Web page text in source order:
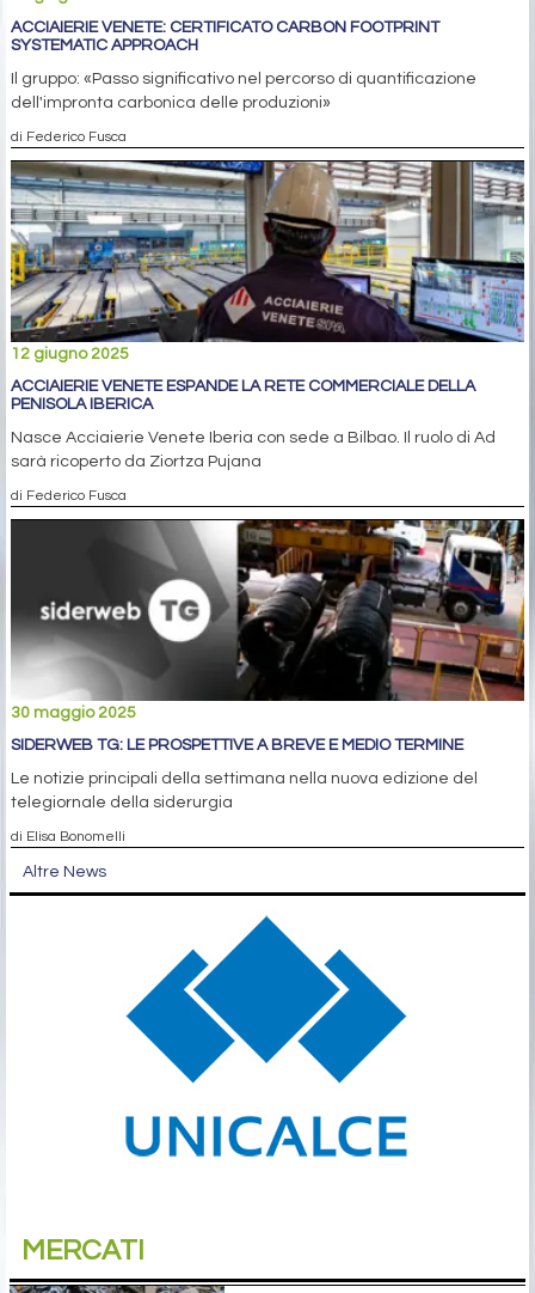
ACCIAIERIE VENETE: CERTIFICATO CARBON FOOTPRINT
SYSTEMATIC APPROACH
Il gruppo: «Passo significativo nel percorso di quantificazione
dell'impronta carbonica delle produzioni»
di Federico Fusca
12 giugno 2025
ACCIAIERIE VENETE ESPANDE LA RETE COMMERCIALE DELLA
PENISOLA IBERICA
Nasce Acciaierie Venete Iberia con sede a Bilbao. Il ruolo di Ad
sarà ricoperto da Ziortza Pujana
di Federico Fusca
30 maggio 2025
SIDERWEB TG: LE PROSPETTIVE A BREVE E MEDIO TERMINE
Le notizie principali della settimana nella nuova edizione del
telegiornale della siderurgia
di Elisa Bonomelli
Altre News
MERCATI